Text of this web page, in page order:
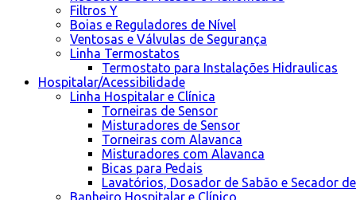
Filtros Y
Boias e Reguladores de Nível
Ventosas e Válvulas de Segurança
Linha Termostatos
Termostato para Instalações Hidraulicas
Hospitalar/Acessibilidade
Linha Hospitalar e Clínica
Torneiras de Sensor
Misturadores de Sensor
Torneiras com Alavanca
Misturadores com Alavanca
Bicas para Pedais
Lavatórios, Dosador de Sabão e Secador
Banheiro Hospitalar e Clínico